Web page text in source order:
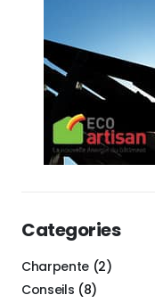
Categories
Charpente(2)
Conseils (8)